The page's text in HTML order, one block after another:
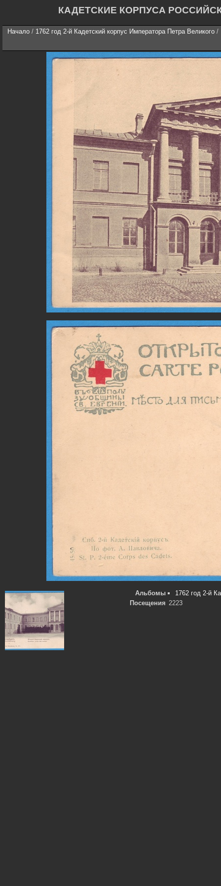
КАДЕТСКИЕ КОРПУСА
Начало / 1762 год 2-й Кадетский корпус Императора Петра Великого /
Альбомы
1762 год 2-й
Посещения 2223